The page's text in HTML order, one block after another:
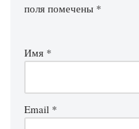
поля помечены *
Имя *
Email *